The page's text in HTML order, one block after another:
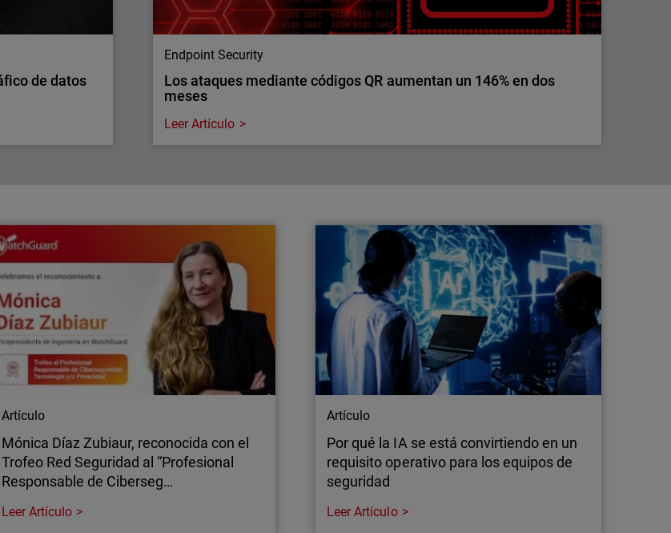
de datos
seguros a
Endpoint Security
Los ataques mediante códigos QR aumentan un 146% en dos
meses
El phishing mediante códigos QR, o “quishing”, está aumentando y
consigue eludir las defensas de seguridad. Analizamos este riesgo y
explicamos por qué los endpoints son fundamentales para su detección.
Leer Artículo
Artículo
Mónica Díaz Zubiaur, reconocida con el
Trofeo Red Seguridad al “Profesional
Responsable de Ciberseg…
Leer Artículo
Artículo
Por qué la IA se está convirtiendo en un
requisito operativo para los equipos de
seguridad
Leer Artículo